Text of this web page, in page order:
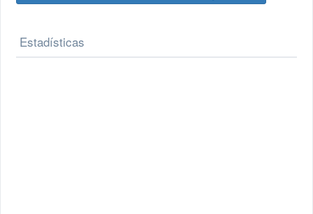
Estadísticas